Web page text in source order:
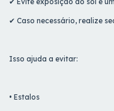
✔ Caso necessário, realize
Isso ajuda a evitar:
• Estalos